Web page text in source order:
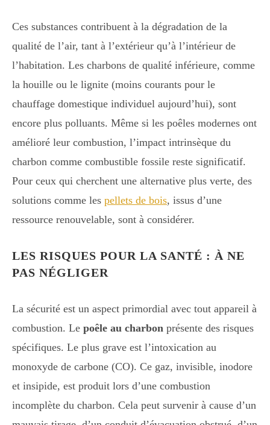
Ces substances contribuent à la dégradation de la
qualité de l’air, tant à l’extérieur qu’à l’intérieur de
l’habitation. Les charbons de qualité inférieure, comme
la houille ou le lignite (moins courants pour le
chauffage domestique individuel aujourd’hui), sont
encore plus polluants. Même si les poêles modernes ont
amélioré leur combustion, l’impact intrinsèque du
charbon comme combustible fossile reste significatif.
Pour ceux qui cherchent une alternative plus verte, des
solutions comme les pellets de bois, issus d’une
ressource renouvelable, sont à considérer.
LES RISQUES POUR LA SANTÉ : À NE
PAS NÉGLIGER
La sécurité est un aspect primordial avec tout appareil à
combustion. Le poêle au charbon présente des risques
spécifiques. Le plus grave est l’intoxication au
monoxyde de carbone (CO). Ce gaz, invisible, inodore
et insipide, est produit lors d’une combustion
incomplète du charbon. Cela peut survenir à cause d’un